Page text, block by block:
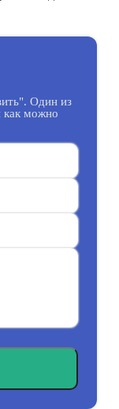
Один из
как можно